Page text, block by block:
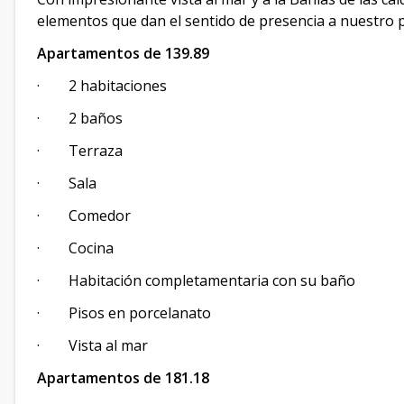
elementos que dan el sentido de presencia a nuestro
Apartamentos de 139.89
· 2 habitaciones
· 2 baños
· Terraza
· Sala
· Comedor
· Cocina
· Habitación completamentaria con su baño
· Pisos en porcelanato
· Vista al mar
Apartamentos de 181.18